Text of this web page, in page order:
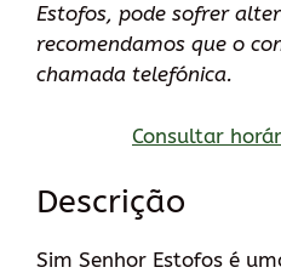
Estofos, pode sofrer
recomendamos que o
chamada telefónica.
Consultar
Descrição
Sim Senhor Estofos é